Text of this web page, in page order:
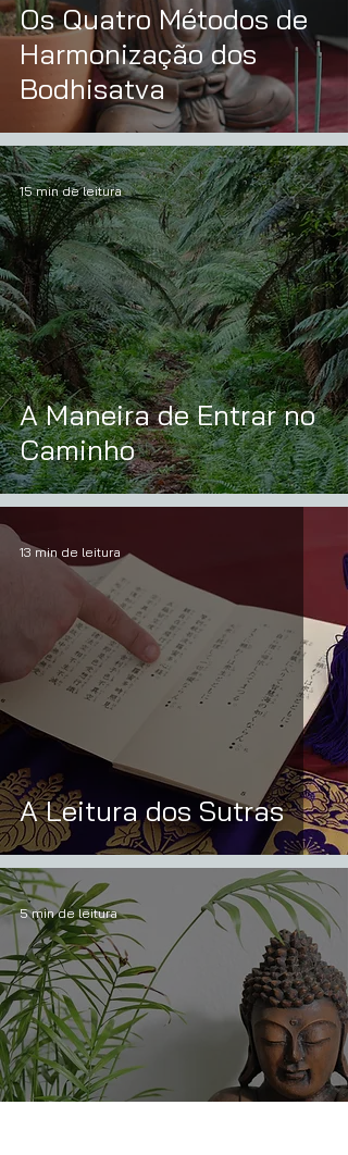
Os Quatro Métodos de
Harmonização dos
Bodhisatva
A Maneira de Entrar no
Caminho
15 min de leitura
A Leitura dos Sutras
13 min de leitura
5 min de leitura